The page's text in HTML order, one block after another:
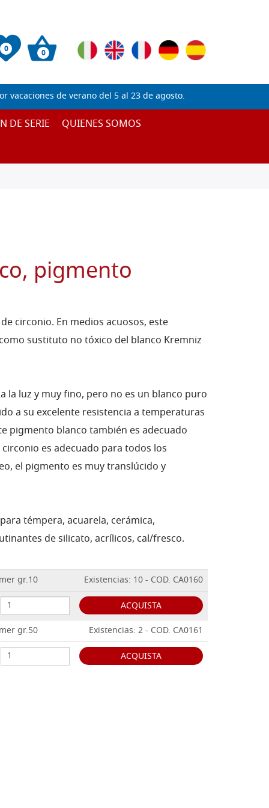
0 0
vacaciones de verano del 5 al 23 de agosto.
DE SERIE QUIENES SOMOS
pigmento
circonio. En medios acuosos, este
sustituto no tóxico del blanco Kremniz
la luz y muy fino, pero no es un blanco puro
a su excelente resistencia a temperaturas
pigmento blanco también es adecuado
es adecuado para todos los
el pigmento es muy translúcido y
témpera, acuarela, cerámica,
de silicato, acrílicos, cal/fresco.
gr.10
Existencias: 10 - COD. CA0160
ACQUISTA
gr.50
Existencias: 2 - COD. CA0161
ACQUISTA